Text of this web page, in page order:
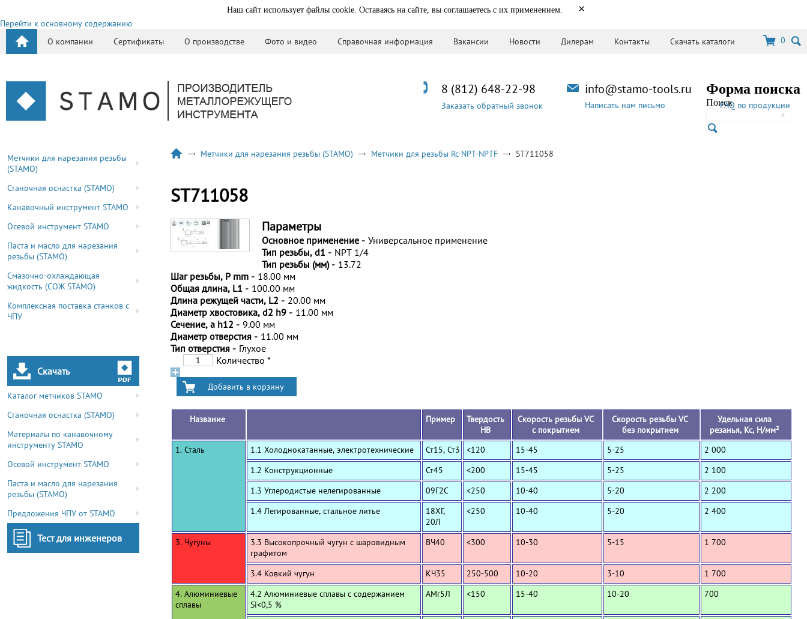
Наш сайт использует файлы cookie. Оставаясь на сайте, вы соглашаетесь с их применением. ×
Перейти к основному содержанию
О компании
Сертификаты О производстве Фото и видео Справочная информация Вакансии Новости Дилерам Контакты Скачать каталоги 0
Форма поиска
ПоискFAQ по продукции
info@stamo-tools.ru
Написать нам письмо
8 (812) 648-22-98
Заказать обратный звонок
Метчики для нарезания резьбы
(STAMO)
Станочная оснастка (STAMO)
Канавочный инструмент STAMO
Осевой инструмент STAMO
Паста и масло для нарезания
резьбы (STAMO)
Смазочно-охлаждающая
жидкость (СОЖ STAMO)
Комплексная поставка станков с
ЧПУ
Скачать
Каталог метчиков STAMO
Станочная оснастка (STAMO)
Материалы по канавочному
инструменту STAMO
Осевой инструмент STAMO
Паста и масло для нарезания
резьбы (STAMO)
Предложения ЧПУ от STAMO
Тест для инженеров
Метчики для нарезания резьбы (STAMO) Метчики для резьбы Rc-NPT-NPTF ST711058
ST711058
Параметры
Основное применение - Универсальное применение
Тип резьбы, d1 - NPT 1/4
Тип резьбы (мм) - 13.72
Шаг резьбы, P mm - 18.00 мм
Общая длина, L1 - 100.00 мм
Длина режущей части, L2 - 20.00 мм
Диаметр хвостовика, d2 h9 - 11.00 мм
Сечение, a h12 - 9.00 мм
Диаметр отверстия - 11.00 мм
Тип отверстия - Глухое
Количество *
Название Пример
Твердость
HB
Скорость резьбы VC
с покрытием
Скорость резьбы VC
без покрытием
Удельная сила
резанья, Кс, Н/мм²
1. Сталь
1.1 Холоднокатанные, электротехнические Ст15, Ст3 <120 15-45 5-25
2 000
1.2 Конструкционные
Ст45 <200 15-45 5-25
2 100
1.3 Углеродистые нелегированные
09Г2С <250 10-40 5-20
2 200
1.4 Легированные, стальное литье
18ХГ,
20Л
<250 10-40 5-20 2 400
3. Чугуны
3.3 Высокопрочный чугун с шаровидным
графитом
ВЧ40 <300 10-30 5-15 1 700
3.4 Ковкий чугун КЧ35 250-500 10-20 3-10
1 700
4. Алюминиевые
сплавы
4.2 Алюминиевые сплавы с содержанием
Si<0,5 %
АМг5Л <150 15-40 10-20 700